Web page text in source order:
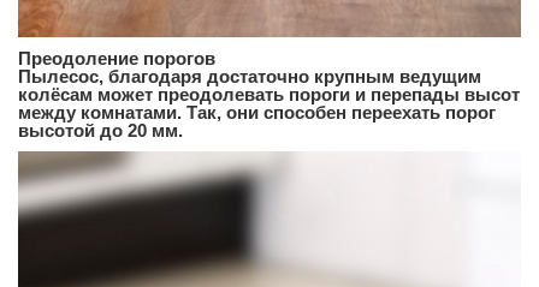
Преодоление порогов
Пылесос, благодаря достаточно крупным ведущим
колёсам может преодолевать пороги и перепады высот
между комнатами. Так, они способен переехать порог
высотой до 20 мм.